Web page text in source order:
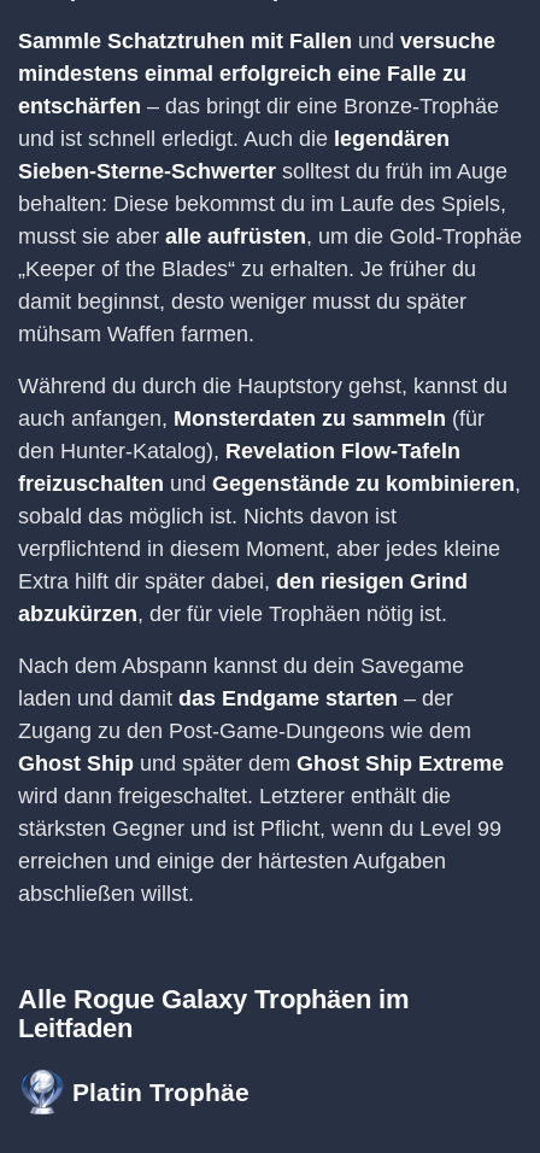
Sammle Schatztruhen mit Fallen und versuche
mindestens einmal erfolgreich eine Falle zu
entschärfen – das bringt dir eine Bronze-Trophäe
und ist schnell erledigt. Auch die legendären
Sieben-Sterne-Schwerter solltest du früh im Auge
behalten: Diese bekommst du im Laufe des Spiels,
musst sie aber alle aufrüsten, um die Gold-Trophäe
„Keeper of the Blades“ zu erhalten. Je früher du
damit beginnst, desto weniger musst du später
mühsam Waffen farmen.
Während du durch die Hauptstory gehst, kannst du
auch anfangen, Monsterdaten zu sammeln (für
den Hunter-Katalog), Revelation Flow-Tafeln
freizuschalten und Gegenstände zu kombinieren,
sobald das möglich ist. Nichts davon ist
verpflichtend in diesem Moment, aber jedes kleine
Extra hilft dir später dabei, den riesigen Grind
abzukürzen, der für viele Trophäen nötig ist.
Nach dem Abspann kannst du dein Savegame
laden und damit das Endgame starten – der
Zugang zu den Post-Game-Dungeons wie dem
Ghost Ship und später dem Ghost Ship Extreme
wird dann freigeschaltet. Letzterer enthält die
stärksten Gegner und ist Pflicht, wenn du Level 99
erreichen und einige der härtesten Aufgaben
abschließen willst.
Alle Rogue Galaxy Trophäen im
Leitfaden
Platin Trophäe